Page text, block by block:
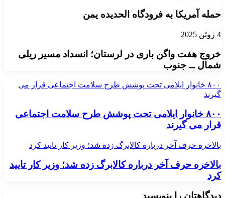
حمله آمریکا به فرودگاه الحدیده یمن
4 ژوئن 2025
خروج هفت واگن باری در لرستان؛ انسداد مسیر ریلی
شمال ــ جنوب
۸۰۰ خانوار ایلامی تحت پوشش طرح سلامت اجتماعی قرار می
گیرند
۸۰۰ خانوار ایلامی تحت پوشش طرح سلامت اجتماعی
قرار می گیرند
بالاخره حرف آخر درباره کالابرگ زده شد؛ وزیر کار تایید کرد
بالاخره حرف آخر درباره کالابرگ زده شد؛ وزیر کار تایید
کرد